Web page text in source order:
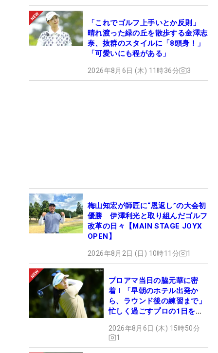
「これでゴルフ上手いとか反則」
晴れ渡った緑の丘を散歩する金澤志
奈、抜群のスタイルに「8頭身！」
「可愛いにも程がある」
2026年8月6日 (木) 11時36分 3
梅山知宏が師匠に“恩返し”の大会初
優勝 伊澤利光と取り組んだゴルフ
改革の日々【MAIN STAGE JOYX
OPEN】
2026年8月2日 (日) 10時11分 1
プロアマ当日の脇元華に密
着！「早朝のホテル出発か
ら、ラウンド後の練習まで」
忙しく過ごすプロの1日を公
2026年8月6日 (木) 15時50分
1